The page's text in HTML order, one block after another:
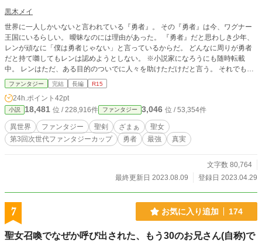
黒木メイ
世界に一人しかいないと言われている『勇者』。 その『勇者』は今、ワグナー
王国にいるらしい。 曖昧なのには理由があった。 『勇者』だと思わしき少年、
レンが頑なに「僕は勇者じゃない」と言っているからだ。 どんなに周りが勇者
だと持て囃してもレンは認めようとしない。 ※小説家になろうにも随時転載
中。 レンはただ、ある目的のついでに人々を助けただけだと言う。 それでも皆
はレンが勇者だと思っていた。 突如日本という国から彼らが転移してくるまで
は。 はたして、レンは本当に勇者ではないのか……。 ざまぁあり・友情あり・
謎ありな作品です。 ※小説家になろう、カクヨム、ネオページにも掲載。
ファンタジー 完結 長編 R15
24h.ポイント 42pt
小説 18,481 位 / 228,916件 ファンタジー 3,046 位 / 53,354件
異世界 ファンタジー 聖剣 ざまぁ
聖女
第3回次世代ファンタジーカップ
勇者 最強 真実
文字数 80,764
最終更新日 2023.08.09
登録日 2023.04.29
7 お気に入り追加 174
聖女召喚でなぜか呼び出された、もう30のお兄さん(自称)で